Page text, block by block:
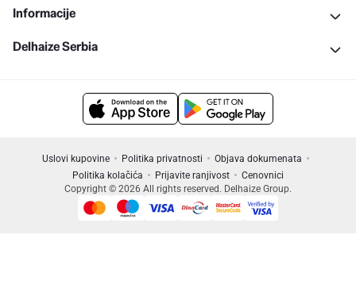
Informacije
Delhaize Serbia
Uslovi kupovine Politika privatnosti
Objava dokumenata
Politika kolačića
Prijavite ranjivost
Cenovnici
Copyright © 2026 All rights reserved. Delhaize Group.